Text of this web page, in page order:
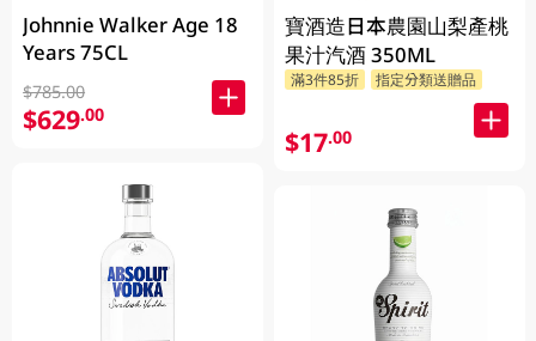
Johnnie Walker Age 18
Years 75CL
$785.00
$629.00
寶酒造日本農園山梨產桃
果汁汽酒 350ML
滿3件85折 指定分類送贈品
$17.00